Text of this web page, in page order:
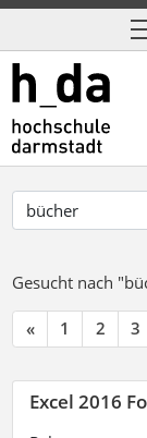
Gesucht nach
« 1 2 3
Excel 2016